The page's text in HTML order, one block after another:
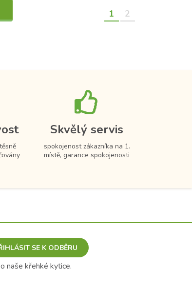
1 2
Skvělý servis
spokojenost zákazníka na 1.
místě, garance spokojenosti
SE K ODBĚRU
naše křehké kytice.